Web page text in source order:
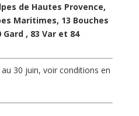
de Hautes Provence,
Maritimes, 13 Bouches
Gard , 83 Var et 84
30 juin, voir conditions en